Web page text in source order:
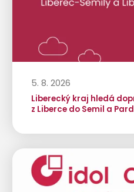
5. 8. 2026
Liberecký kraj hledá
z Liberce do Semil a